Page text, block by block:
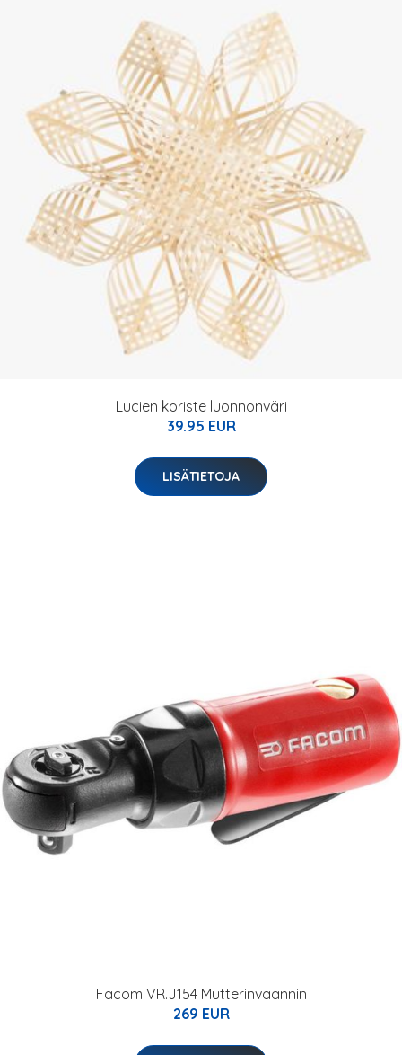
Lucien koriste luonnonväri
39.95 EUR
LISÄTIETOJA
Facom VR.J154 Mutterinväännin
269 EUR